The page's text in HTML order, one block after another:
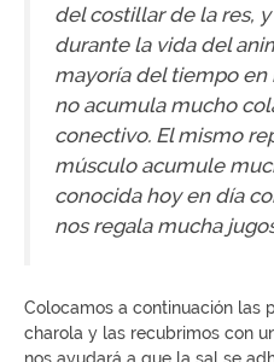
del costillar de la res,
durante la vida del
mayoría del tiempo en
no acumula mucho
conectivo. El mismo
músculo acumule
conocida hoy en día
nos regala mucha
Colocamos a continuación las
charola y las recubrimos con
nos ayudará a que la sal se